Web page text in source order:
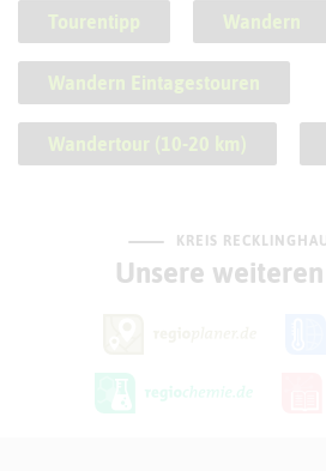
Tourentipp Wandern
Wandern Eintagestouren
Wandertour (10-20 km)
KREIS
Unsere